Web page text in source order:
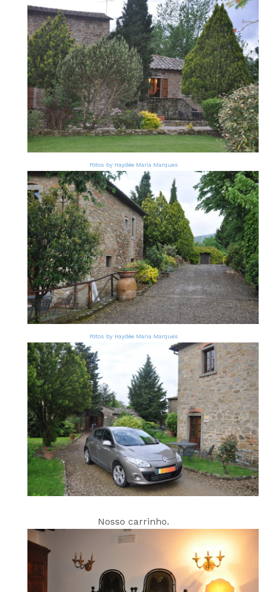
Fotos by Haydée Maria Marques
Fotos by Haydée Maria Marques
Nosso carrinho.